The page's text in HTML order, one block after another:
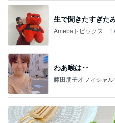
生で聞きたすぎた
Amebaトピックス
わあ喉は‥
藤田朋子オフィシャル